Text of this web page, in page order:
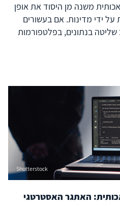
משנה מן היסוד את אופן
על ידי מדינות. אם בעשורים
בנתונים, בפלטפורמות
הרי שכיום מתברר כי
מחשוב עתיר ביצועים (Compute) וכלה במרכזי נתונים, אנרגיה
עוד על רכיב בודד של
על היכולת להחזיק בנתחים
Shutterstock
האתגר האסטרטגי